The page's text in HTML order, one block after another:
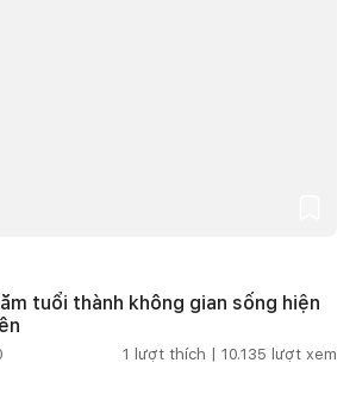
tuổi thành không gian sống hiện
1 lượt thích | 10.135 lượt xem